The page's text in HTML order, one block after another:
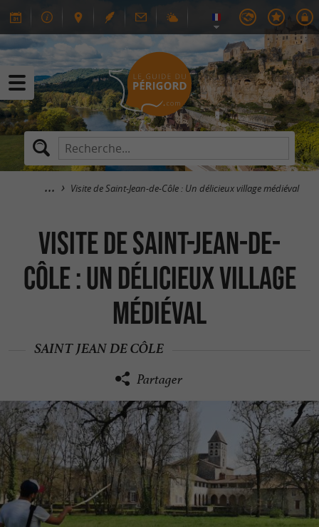
Visite de Saint-Jean-de-Côle : Un délicieux village médiéval
Visite de Saint-Jean-de-
Côle : Un délicieux village
médiéval
SAINT JEAN DE CÔLE
Partager